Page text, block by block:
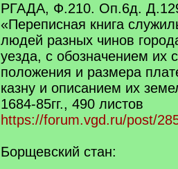
РГАДА, Ф.210. Оп.6д.
«Переписная книга
людей разных чинов
уезда, с обозначением их
положения и размера
казну и описанием их
1684-85гг., 490 листов
https://forum.vgd.ru/post/
Борщевский стан: